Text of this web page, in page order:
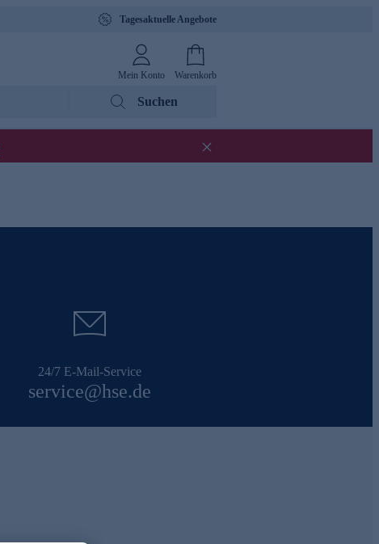
Tagesaktuelle Angebote
Mein Konto Warenkorb
Suchen
24/7 E-Mail-Service
service@hse.de